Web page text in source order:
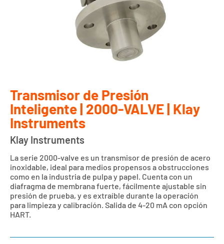
Transmisor de Presión
Inteligente | 2000-VALVE | Klay
Instruments
Klay Instruments
La serie 2000-valve es un transmisor de presión de acero
inoxidable, ideal para medios propensos a obstrucciones
como en la industria de pulpa y papel. Cuenta con un
diafragma de membrana fuerte, fácilmente ajustable sin
presión de prueba, y es extraíble durante la operación
para limpieza y calibración. Salida de 4-20 mA con opción
HART.